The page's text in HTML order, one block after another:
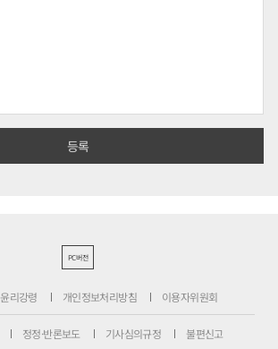
PC버전
윤리강령 개인정보처리방침 이용자위원회
정정·반론보도 기사심의규정 불편신고